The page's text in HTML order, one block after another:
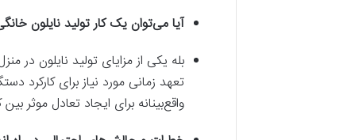
آیا می‌توان یک کار تولید نایلون
بله یکی از مزایای تولید نایلون در
تعهد زمانی مورد نیاز برای کارکرد
واقع‌بینانه برای ایجاد تعادل موثر